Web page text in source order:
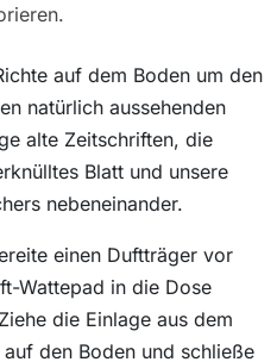
auf dem Boden um den
natürlich aussehenden
alte Zeitschriften, die
Blatt und unsere
nebeneinander.
einen Duftträger vor
Wattepad in die Dose
die Einlage aus dem
den Boden und schließe